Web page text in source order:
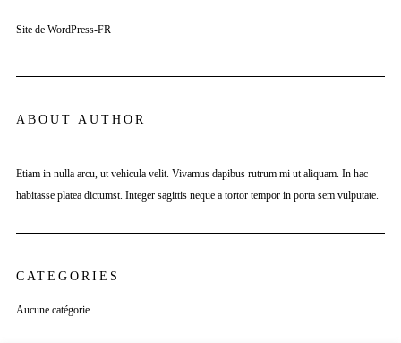
Site de WordPress-FR
ABOUT AUTHOR
Etiam in nulla arcu, ut vehicula velit. Vivamus dapibus rutrum mi ut aliquam. In hac
habitasse platea dictumst. Integer sagittis neque a tortor tempor in porta sem vulputate.
CATEGORIES
Aucune catégorie